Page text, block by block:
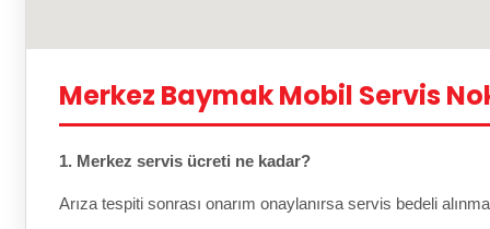
Merkez Baymak Mobil Servis
1. Merkez servis ücreti ne kadar?
Arıza tespiti sonrası onarım onaylanırsa servis bedeli